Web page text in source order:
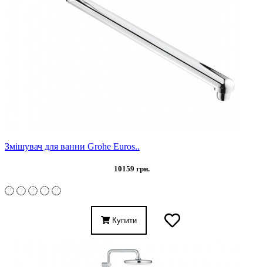
Змішувач для ванни Grohe Euros..
10159 грн.
Купити